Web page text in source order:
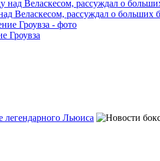
Веласкесом, рассуждал о больших
Гроувза
Льюиса